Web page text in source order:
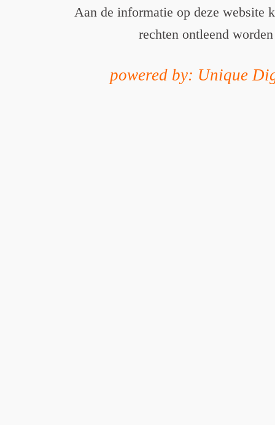
Aan de informatie op deze website
rechten ontleend worden
powered by: Unique